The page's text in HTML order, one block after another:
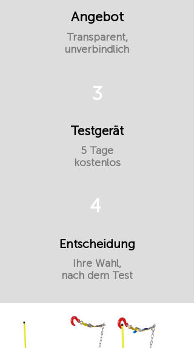
Angebot
Transparent,
unverbindlich
3
Testgerät
5 Tage
kostenlos
4
Entscheidung
Ihre Wahl,
nach dem Test